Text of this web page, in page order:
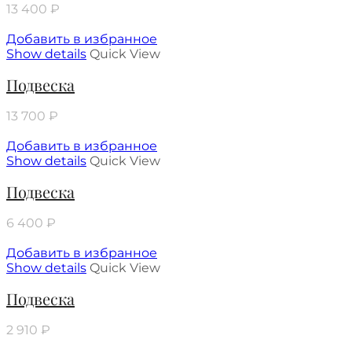
13 400 ₽
Добавить в избранное
Show details Quick View
Подвеска
13 700 ₽
Добавить в избранное
Show details Quick View
Подвеска
6 400 ₽
Добавить в избранное
Show details Quick View
Подвеска
2 910 ₽